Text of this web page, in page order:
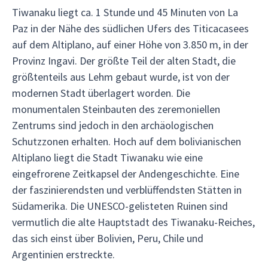
Tiwanaku liegt ca. 1 Stunde und 45 Minuten von La
Paz in der Nähe des südlichen Ufers des Titicacasees
auf dem Altiplano, auf einer Höhe von 3.850 m, in der
Provinz Ingavi. Der größte Teil der alten Stadt, die
größtenteils aus Lehm gebaut wurde, ist von der
modernen Stadt überlagert worden. Die
monumentalen Steinbauten des zeremoniellen
Zentrums sind jedoch in den archäologischen
Schutzzonen erhalten. Hoch auf dem bolivianischen
Altiplano liegt die Stadt Tiwanaku wie eine
eingefrorene Zeitkapsel der Andengeschichte. Eine
der faszinierendsten und verblüffendsten Stätten in
Südamerika. Die UNESCO-gelisteten Ruinen sind
vermutlich die alte Hauptstadt des Tiwanaku-Reiches,
das sich einst über Bolivien, Peru, Chile und
Argentinien erstreckte.